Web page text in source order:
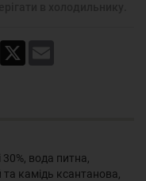
Facebook
вода питна,
камідь ксантанова,